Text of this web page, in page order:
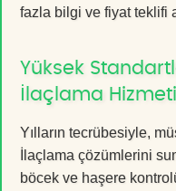
fazla bilgi ve fiyat teklifi
Yüksek
İlaçlama Hizmeti
Yılların tecrübesiyle,
İlaçlama çözümlerini
böcek ve haşere